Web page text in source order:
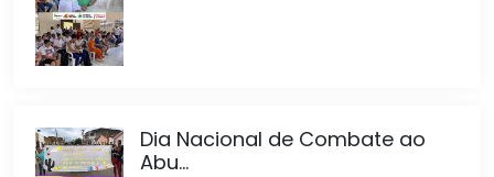
Dia Nacional de Combate ao
Abu...